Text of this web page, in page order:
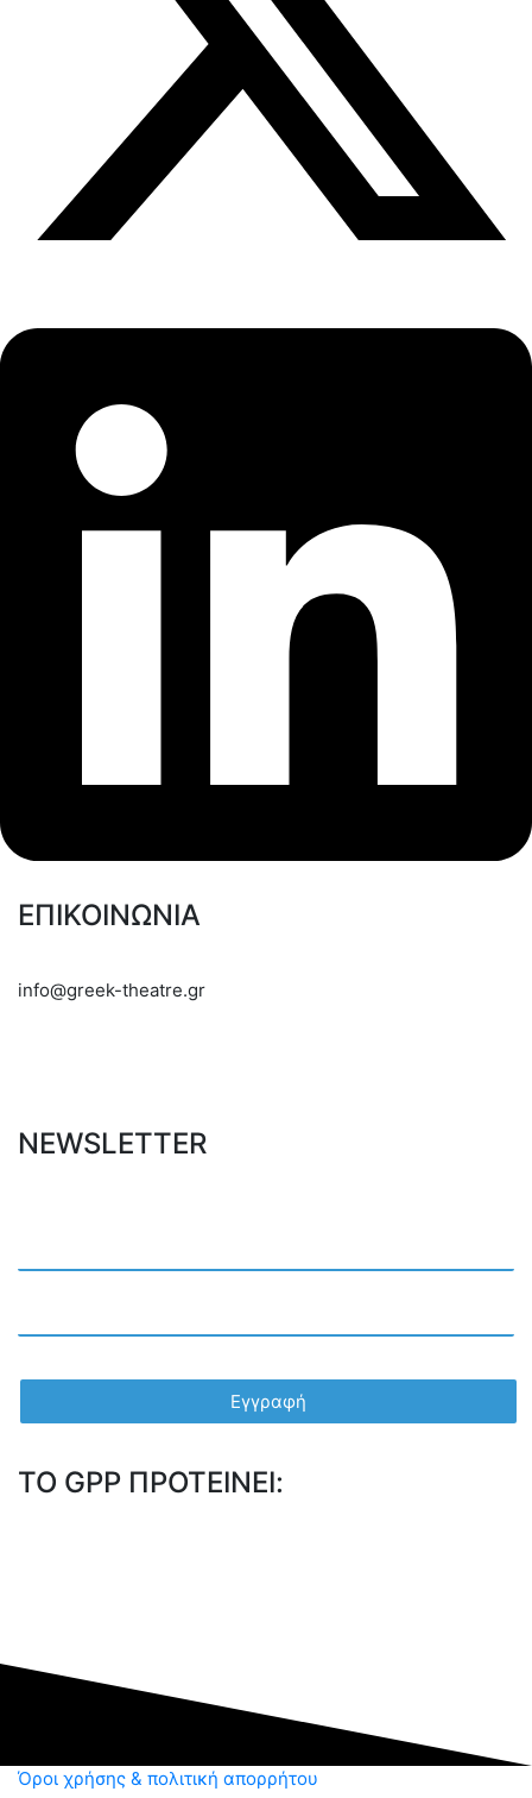
ΕΠΙΚΟΙΝΩΝΙΑ
info@greek-theatre.gr
NEWSLETTER
TO GPP ΠΡΟΤΕΙΝΕΙ:
Όροι χρήσης & πολιτική απορρήτου